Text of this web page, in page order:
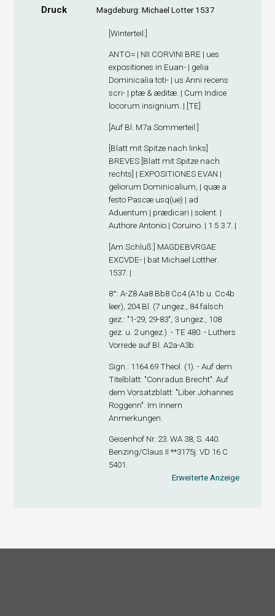
Druck Magdeburg: Michael Lotter 1537
[Winterteil:]
ANTO= | NII CORVINI BRE | ues
expositiones in Euan- | gelia
Dominicalia toti- | us Anni recens
scri- | ptæ & æditæ. | Cum Indice
locorum insignium. | [TE]
[Auf Bl. M7a Sommerteil:]
[Blatt mit Spitze nach links]
BREVES [Blatt mit Spitze nach
rechts] | EXPOSITIONES EVAN |
geliorum Dominicalium, | quæ a
festo Pascæ usq(ue) | ad
Aduentum | prædicari | solent. |
Authore Antonio | Coruino. | 1 5 3 7. |
[Am Schluß:] MAGDEBVRGAE
EXCVDE- | bat Michael Lotther.
1537. |
8°: A-Z8Aa8 Bb8 Cc4(A1b u. Cc4b
leer), 204 Bl. (7 ungez., 84 falsch
gez.: "1-29, 29-83", 3 ungez., 108
gez. u. 2 ungez.). - TE 480. - Luthers
Vorrede auf Bl. A2a-A3b.
Sign .: 1164.69 Theol. (1). - Auf dem
Titelblatt: "Conradus Brecht". Auf
dem Vorsatzblatt: "Liber Johannes
Roggenn". Im Innern
Anmerkungen.
Geisenhof Nr. 23. WA 38, S. 440.
Benzing/Claus II **3175j. VD 16 C
5401.
Erweiterte Anzeige